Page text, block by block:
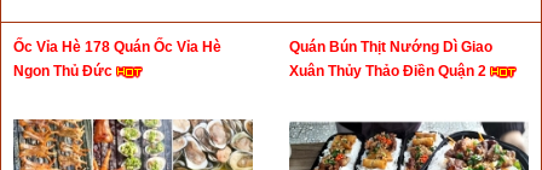
Ốc Vỉa Hè 178 Quán Ốc Vỉa Hè
Ngon Thủ Đức
Quán Bún Thịt Nướng Dì Giao
Xuân Thủy Thảo Điền Quận 2